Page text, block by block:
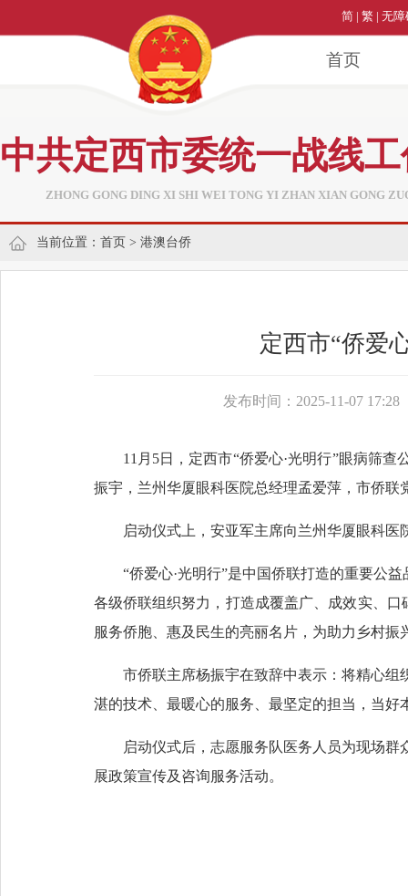
简 | 繁 | 无障
首页
中共定西市委统一战线
ZHONG GONG DING XI SHI WEI TONG YI ZHAN XIAN GONG
当前位置： 首页 > 港澳台侨
定西市“侨爱
发布时间：2025-11-07 17:28
11月5日，定西市“侨爱心·光明行”眼病筛
振宇，兰州华厦眼科医院总经理孟爱萍，市侨
启动仪式上，安亚军主席向兰州华厦眼科医
“侨爱心·光明行”是中国侨联打造的重要公
各级侨联组织努力，打造成覆盖广、成效实、
服务侨胞、惠及民生的亮丽名片，为助力乡村
市侨联主席杨振宇在致辞中表示：将精心
湛的技术、最暖心的服务、最坚定的担当，当好
启动仪式后，志愿服务队医务人员为现场
展政策宣传及咨询服务活动。